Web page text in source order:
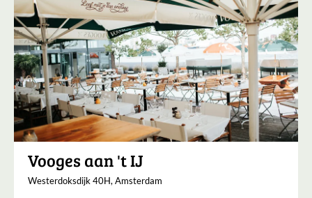
Vooges aan 't IJ
Westerdoksdijk 40H, Amsterdam